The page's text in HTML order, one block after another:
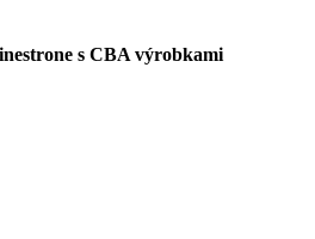
s CBA výrobkami